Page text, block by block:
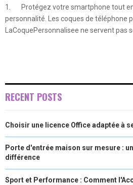
1. Protégez votre smartphone tout
personnalité. Les coques de téléphone
LaCoquePersonnalisee ne servent pas
RECENT POSTS
Choisir une licence Office adaptée à
Porte d'entrée maison sur mesure :
différence
Sport et Performance : Comment